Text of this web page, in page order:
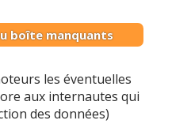
boîte manquants
les éventuelles
aux internautes qui
des données)